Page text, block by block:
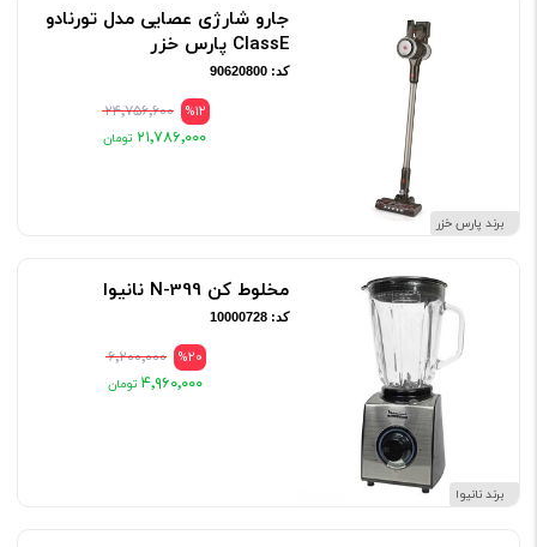
برند پارس خزر
جارو شارژی عصایی مدل تورنادو
ClassE پارس خزر
کد: 90620800
%12 ۲۴٬۷۵۶٬۶۰۰
۲۱٬۷۸۶٬۰۰۰
برند نانیوا
مخلوط کن N-399 نانیوا
کد: 10000728
%20 ۶٬۲۰۰٬۰۰۰
۴٬۹۶۰٬۰۰۰